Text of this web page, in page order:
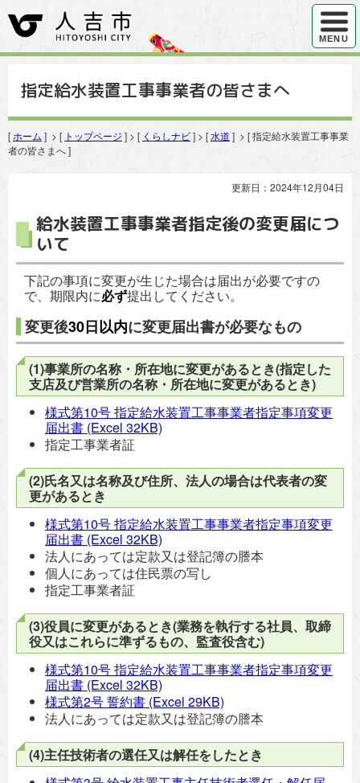
ハンバ
MENU
指定給水装置工事事業者の皆さまへ
[ ホーム ] > [ トップページ ] > [ くらしナビ] > [水道 ] > [ 指定給水装置工事事業
者の皆さまへ ]
更新日：2024年12月04日
給水装置工事事業者指定後の変更届につ
いて
下記の事項に変更が生じた場合は届出が必要ですの
で、期限内に必ず提出してください。
変更後30日以内に変更届出書が必要なもの
(1)事業所の名称・所在地に変更があるとき(指定した
支店及び営業所の名称・所在地に変更があるとき)
様式第10号 指定給水装置工事事業者指定事項変更
届出書 (Excel 32KB)
指定工事業者証
(2)氏名又は名称及び住所、法人の場合は代表者の変
更があるとき
様式第10号 指定給水装置工事事業者指定事項変更
届出書 (Excel 32KB)
法人にあっては定款又は登記簿の謄本
個人にあっては住民票の写し
指定工事業者証
(3)役員に変更があるとき(業務を執行する社員、取締
役又はこれらに準ずるもの、監査役含む)
様式第10号 指定給水装置工事事業者指定事項変更
届出書 (Excel 32KB)
様式第2号 誓約書 (Excel 29KB)
法人にあっては定款又は登記簿の謄本
(4)主任技術者の選任又は解任をしたとき